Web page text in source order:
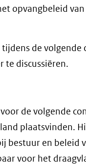
opvangbeleid
de
te discussiëren.
de volgende
plaatsvinden.
en beleid
voor het